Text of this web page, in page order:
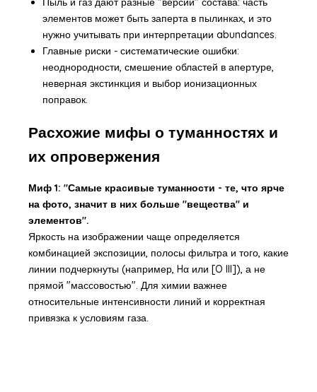
элементов может быть заперта в пылинках, и это
нужно учитывать при интерпретации abundances.
Главные риски - систематические ошибки:
неоднородности, смешение областей в апертуре,
неверная экстинкция и выбор ионизационных
поправок.
Расхожие мифы о туманностях и
их опровержения
Миф 1: "Самые красивые туманности - те, что ярче
на фото, значит в них больше "вещества" и
элементов".
Яркость на изображении чаще определяется
комбинацией экспозиции, полосы фильтра и того, какие
линии подчеркнуты (например, Hα или [O III]), а не
прямой "массовостью". Для химии важнее
относительные интенсивности линий и корректная
привязка к условиям газа.